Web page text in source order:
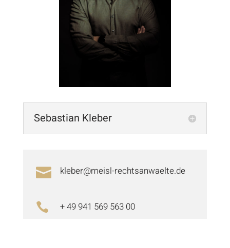
Sebastian Kleber
 kleber@meisl-rechtsanwaelte.de
 + 49 941 569 563 00